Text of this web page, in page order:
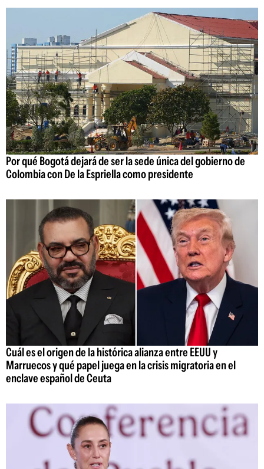
Por qué Bogotá dejará de ser la sede única del gobierno de
Colombia con De la Espriella como presidente
Cuál es el origen de la histórica alianza entre EEUU y
Marruecos y qué papel juega en la crisis migratoria en el
enclave español de Ceuta